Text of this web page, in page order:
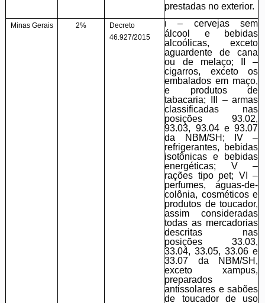
prestadas no exterior.
Minas Gerais 2%
Decreto
46.927/2015
I
– cervejas sem
álcool e bebidas
alcoólicas, exceto
aguardente de cana
ou de melaço; II –
cigarros, exceto os
embalados em maço,
e produtos de
tabacaria; III – armas
classificadas nas
posições 93.02,
93.03, 93.04 e 93.07
da NBM/SH; IV –
refrigerantes, bebidas
isotônicas e bebidas
energéticas; V –
rações tipo pet; VI –
perfumes, águas-de-
colônia, cosméticos e
produtos de toucador,
assim consideradas
todas as mercadorias
descritas nas
posições 33.03,
33.04, 33.05, 33.06 e
33.07 da NBM/SH,
exceto xampus,
preparados
antissolares e sabões
de toucador de uso